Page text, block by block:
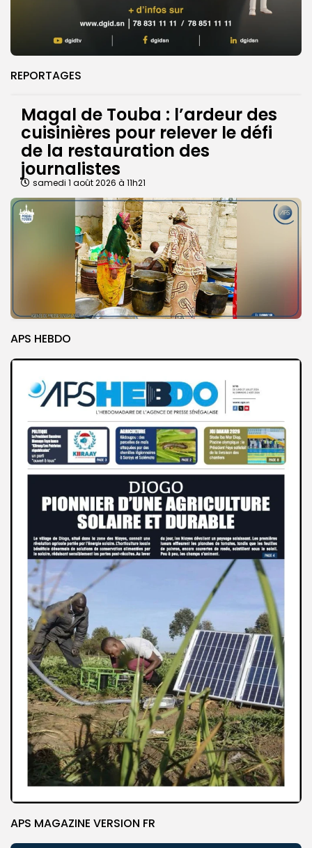
REPORTAGES
Magal de Touba : l’ardeur des
cuisinières pour relever le défi
de la restauration des
journalistes
samedi 1 août 2026 à 11h21
APS HEBDO
APS MAGAZINE VERSION FR